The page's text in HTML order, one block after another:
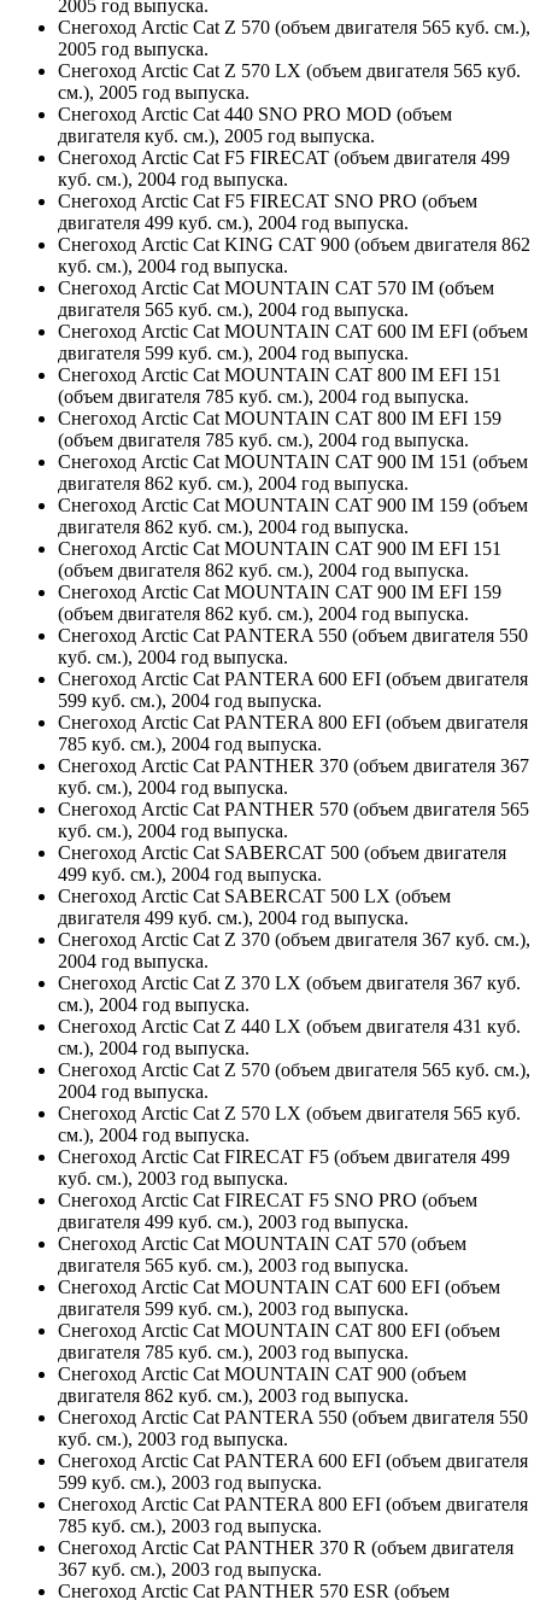
2005 год выпуска.
Снегоход Arctic Cat Z 570 (объем двигателя 565 куб. см.),
2005 год выпуска.
Снегоход Arctic Cat Z 570 LX (объем двигателя 565 куб.
см.), 2005 год выпуска.
Снегоход Arctic Cat 440 SNO PRO MOD (объем
двигателя куб. см.), 2005 год выпуска.
Снегоход Arctic Cat F5 FIRECAT (объем двигателя 499
куб. см.), 2004 год выпуска.
Снегоход Arctic Cat F5 FIRECAT SNO PRO (объем
двигателя 499 куб. см.), 2004 год выпуска.
Снегоход Arctic Cat KING CAT 900 (объем двигателя 862
куб. см.), 2004 год выпуска.
Снегоход Arctic Cat MOUNTAIN CAT 570 IM (объем
двигателя 565 куб. см.), 2004 год выпуска.
Снегоход Arctic Cat MOUNTAIN CAT 600 IM EFI (объем
двигателя 599 куб. см.), 2004 год выпуска.
Снегоход Arctic Cat MOUNTAIN CAT 800 IM EFI 151
(объем двигателя 785 куб. см.), 2004 год выпуска.
Снегоход Arctic Cat MOUNTAIN CAT 800 IM EFI 159
(объем двигателя 785 куб. см.), 2004 год выпуска.
Снегоход Arctic Cat MOUNTAIN CAT 900 IM 151 (объем
двигателя 862 куб. см.), 2004 год выпуска.
Снегоход Arctic Cat MOUNTAIN CAT 900 IM 159 (объем
двигателя 862 куб. см.), 2004 год выпуска.
Снегоход Arctic Cat MOUNTAIN CAT 900 IM EFI 151
(объем двигателя 862 куб. см.), 2004 год выпуска.
Снегоход Arctic Cat MOUNTAIN CAT 900 IM EFI 159
(объем двигателя 862 куб. см.), 2004 год выпуска.
Снегоход Arctic Cat PANTERA 550 (объем двигателя 550
куб. см.), 2004 год выпуска.
Снегоход Arctic Cat PANTERA 600 EFI (объем двигателя
599 куб. см.), 2004 год выпуска.
Снегоход Arctic Cat PANTERA 800 EFI (объем двигателя
785 куб. см.), 2004 год выпуска.
Снегоход Arctic Cat PANTHER 370 (объем двигателя 367
куб. см.), 2004 год выпуска.
Снегоход Arctic Cat PANTHER 570 (объем двигателя 565
куб. см.), 2004 год выпуска.
Снегоход Arctic Cat SABERCAT 500 (объем двигателя
499 куб. см.), 2004 год выпуска.
Снегоход Arctic Cat SABERCAT 500 LX (объем
двигателя 499 куб. см.), 2004 год выпуска.
Снегоход Arctic Cat Z 370 (объем двигателя 367 куб. см.),
2004 год выпуска.
Снегоход Arctic Cat Z 370 LX (объем двигателя 367 куб.
см.), 2004 год выпуска.
Снегоход Arctic Cat Z 440 LX (объем двигателя 431 куб.
см.), 2004 год выпуска.
Снегоход Arctic Cat Z 570 (объем двигателя 565 куб. см.),
2004 год выпуска.
Снегоход Arctic Cat Z 570 LX (объем двигателя 565 куб.
см.), 2004 год выпуска.
Снегоход Arctic Cat FIRECAT F5 (объем двигателя 499
куб. см.), 2003 год выпуска.
Снегоход Arctic Cat FIRECAT F5 SNO PRO (объем
двигателя 499 куб. см.), 2003 год выпуска.
Снегоход Arctic Cat MOUNTAIN CAT 570 (объем
двигателя 565 куб. см.), 2003 год выпуска.
Снегоход Arctic Cat MOUNTAIN CAT 600 EFI (объем
двигателя 599 куб. см.), 2003 год выпуска.
Снегоход Arctic Cat MOUNTAIN CAT 800 EFI (объем
двигателя 785 куб. см.), 2003 год выпуска.
Снегоход Arctic Cat MOUNTAIN CAT 900 (объем
двигателя 862 куб. см.), 2003 год выпуска.
Снегоход Arctic Cat PANTERA 550 (объем двигателя 550
куб. см.), 2003 год выпуска.
Снегоход Arctic Cat PANTERA 600 EFI (объем двигателя
599 куб. см.), 2003 год выпуска.
Снегоход Arctic Cat PANTERA 800 EFI (объем двигателя
785 куб. см.), 2003 год выпуска.
Снегоход Arctic Cat PANTHER 370 R (объем двигателя
367 куб. см.), 2003 год выпуска.
Снегоход Arctic Cat PANTHER 570 ESR (объем